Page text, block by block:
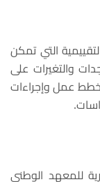
التي تمكن
والتغيرات على
عمل وإجراءات
للمعهد الوطني